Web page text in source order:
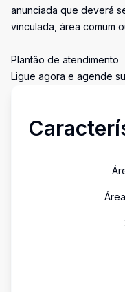
anunciada que deverá
vinculada, área comum
Plantão de atendimento
Ligue agora e agende